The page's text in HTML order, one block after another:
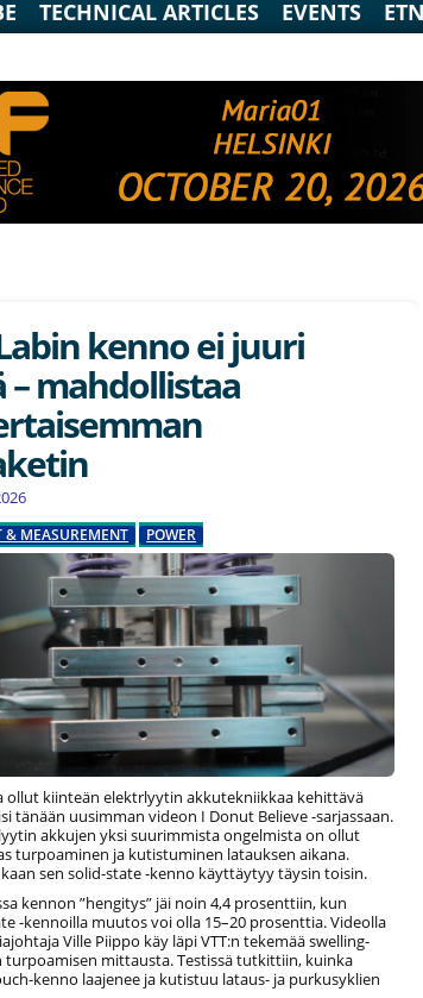
TECHNICAL ARTICLES EVENTS
kenno ei juuri
– mahdollistaa
& MEASUREMENT POWER
ollut kiinteän elektrlyytin akkutekniikkaa kehittävä
tänään uusimman videon I Donut Believe -sarjassaan.
akkujen yksi suurimmista ongelmista on ollut
turpoaminen ja kutistuminen latauksen aikana.
sen solid-state -kenno käyttäytyy täysin toisin.
kennon ”hengitys” jäi noin 4,4 prosenttiin, kun
-kennoilla muutos voi olla 15–20 prosenttia. Videolla
Ville Piippo käy läpi VTT:n tekemää swelling-
turpoamisen mittausta. Testissä tutkittiin, kuinka
kenno laajenee ja kutistuu lataus- ja purkusyklien